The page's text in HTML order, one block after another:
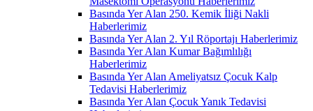
Basında Yer Alan 250. Kemik İliği Nakli
Haberlerimiz
Basında Yer Alan 2. Yıl Röportajı Haberlerimiz
Basında Yer Alan Kumar Bağımlılığı
Haberlerimiz
Basında Yer Alan Ameliyatsız Çocuk Kalp
Tedavisi Haberlerimiz
Basında Yer Alan Çocuk Yanık Tedavisi